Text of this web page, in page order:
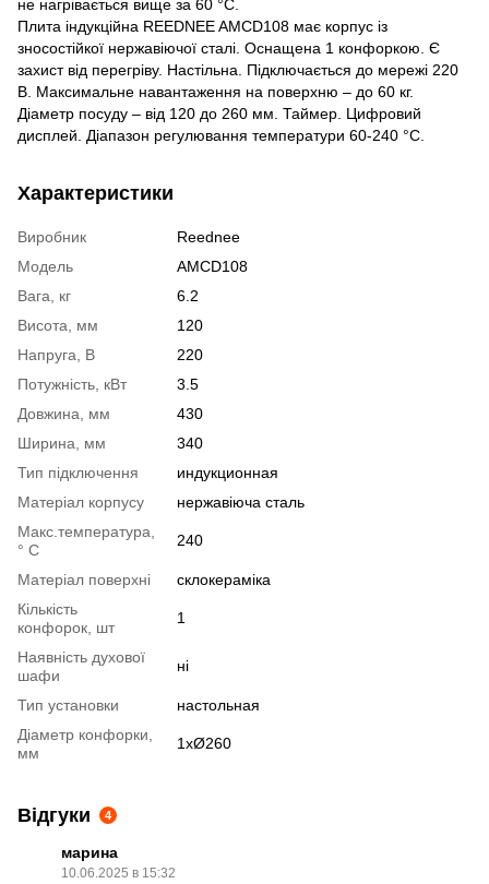
не нагрівається вище за 60 °С.
Плита індукційна REEDNEE AMCD108 має корпус із
зносостійкої нержавіючої сталі. Оснащена 1 конфоркою. Є
захист від перегріву. Настільна. Підключається до мережі 220
В. Максимальне навантаження на поверхню – до 60 кг.
Діаметр посуду – від 120 до 260 мм. Таймер. Цифровий
дисплей. Діапазон регулювання температури 60-240 °С.
Характеристики
Виробник
Reednee
Модель
AMCD108
Вага, кг
6.2
Висота, мм
120
Напруга, В
220
Потужність, кВт
3.5
Довжина, мм
430
Ширина, мм
340
Тип підключення
индукционная
Матеріал корпусу
нержавіюча сталь
Макс.температура,
° С
240
Матеріал поверхні
склокераміка
Кількість
конфорок, шт
1
Наявність духової
шафи
ні
Тип установки
настольная
Діаметр конфорки,
мм
1хØ260
Відгуки 4
марина
10.06.2025 в 15:32